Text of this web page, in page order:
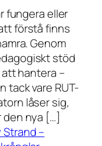
fungera eller
förstå finns
Genom
stöd
hantera –
tack vare RUT-
låser sig,
nya […]
–